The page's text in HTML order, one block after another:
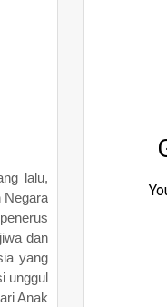
lalu,
Negara
dan
yang
unggul
Anak